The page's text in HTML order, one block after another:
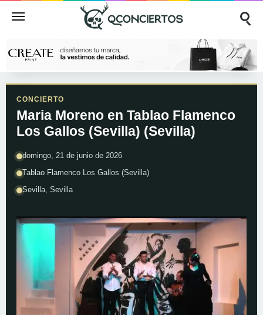
CONCIERTO
Maria Moreno en Tablao Flamenco
Los Gallos (Sevilla) (Sevilla)
domingo, 21 de junio de 2026
Tablao Flamenco Los Gallos (Sevilla)
Sevilla, Sevilla